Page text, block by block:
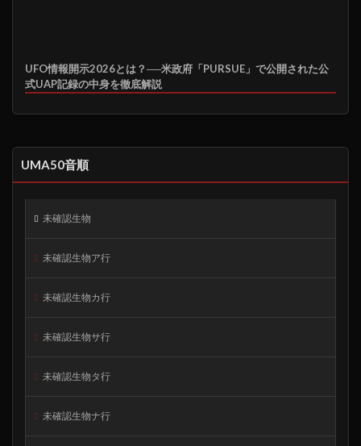
UFO情報開示2026とは？──米政府「PURSUE」で公開された公
式UAP記録の中身を徹底解説
UMA50音順
未確認生物
未確認生物ア行
未確認生物カ行
未確認生物サ行
未確認生物タ行
未確認生物ナ行